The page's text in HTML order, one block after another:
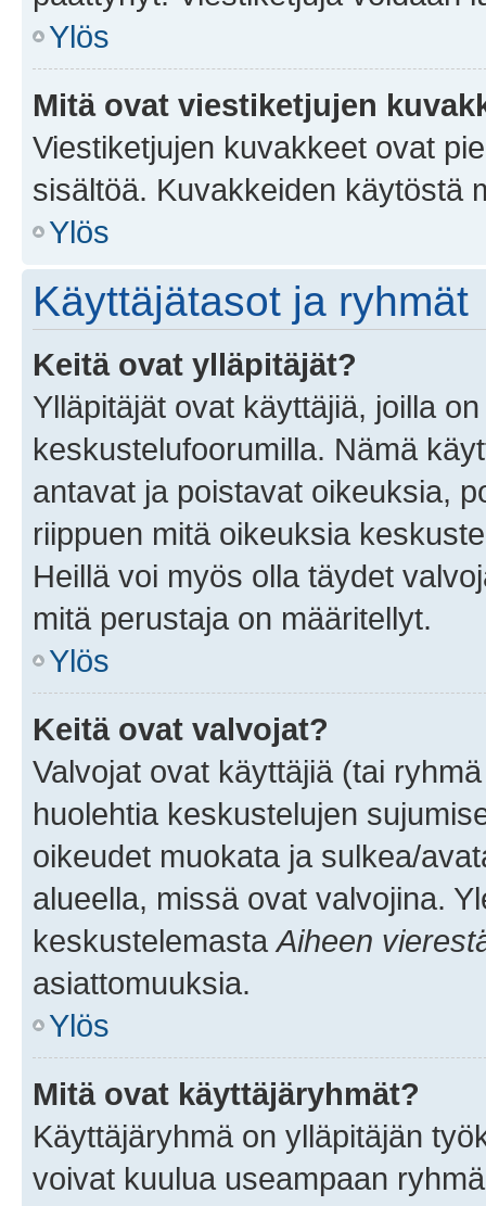
Ylös
Mitä ovat viestiketjujen
Viestiketjujen kuvakkeet ovat
sisältöä. Kuvakkeiden käytöstä
Ylös
Käyttäjätasot ja ryhmät
Keitä ovat ylläpitäjät?
Ylläpitäjät ovat käyttäjiä, joilla
keskustelufoorumilla. Nämä
antavat ja poistavat oikeuksia,
riippuen mitä oikeuksia
Heillä voi myös olla täydet
mitä perustaja on määritellyt.
Ylös
Keitä ovat valvojat?
Valvojat ovat käyttäjiä (tai
huolehtia keskustelujen
oikeudet muokata ja sulkea/
alueella, missä ovat valvojina.
keskustelemasta Aiheen
asiattomuuksia.
Ylös
Mitä ovat käyttäjäryhmät?
Käyttäjäryhmä on ylläpitäjän
voivat kuulua useampaan